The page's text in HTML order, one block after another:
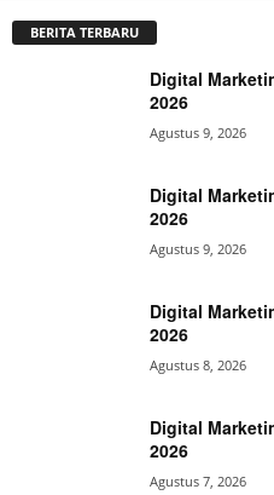
BERITA TERBARU
Digital
2026
Agustus 9, 2026
Digital
2026
Agustus 9, 2026
Digital
2026
Agustus 8, 2026
Digital
2026
Agustus 7, 2026